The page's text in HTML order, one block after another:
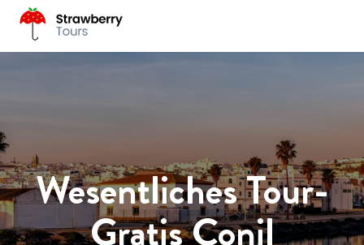
Wesentliches Tour-
Gratis Conil